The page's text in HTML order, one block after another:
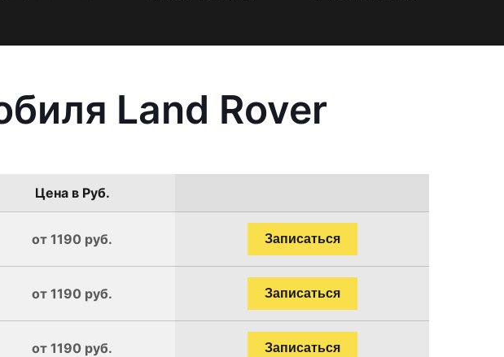
Land Rover
Цена в Руб.
от 1190 руб. Записаться
от 1190 руб. Записаться
от 1190 руб. Записаться